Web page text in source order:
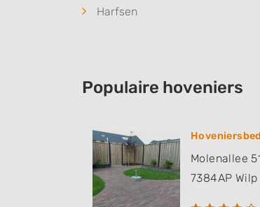
Harfsen
Populaire hoveniers
Molenallee
7384AP Wilp